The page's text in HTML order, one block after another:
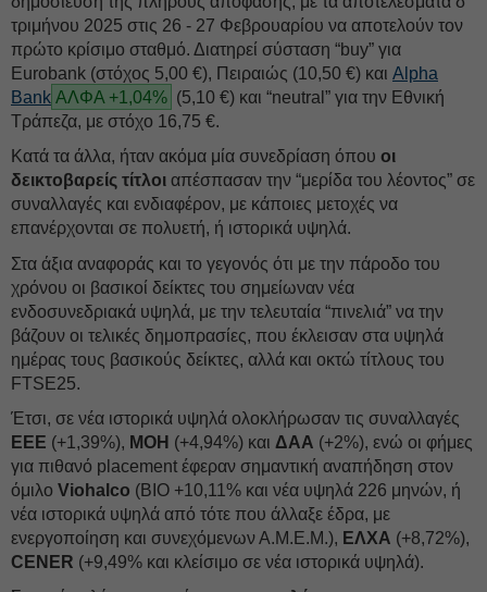
τριμήνου 2025 στις 26 - 27 Φεβρουαρίου να αποτελούν τον
πρώτο κρίσιμο σταθμό. Διατηρεί σύσταση “buy” για
Eurobank (στόχος 5,00 €), Πειραιώς (10,50 €) και Alpha
Bank ΑΛΦΑ +1,04% (5,10 €) και “neutral” για την Εθνική
Τράπεζα, με στόχο 16,75 €.
Κατά τα άλλα, ήταν ακόμα μία συνεδρίαση όπου οι
δεικτοβαρείς τίτλοι απέσπασαν την “μερίδα του λέοντος” σε
συναλλαγές και ενδιαφέρον, με κάποιες μετοχές να
επανέρχονται σε πολυετή, ή ιστορικά υψηλά.
Στα άξια αναφοράς και το γεγονός ότι με την πάροδο του
χρόνου οι βασικοί δείκτες του σημείωναν νέα
ενδοσυνεδριακά υψηλά, με την τελευταία “πινελιά” να την
βάζουν οι τελικές δημοπρασίες, που έκλεισαν στα υψηλά
ημέρας τους βασικούς δείκτες, αλλά και οκτώ τίτλους του
FTSE25.
Έτσι, σε νέα ιστορικά υψηλά ολοκλήρωσαν τις συναλλαγές
ΕΕΕ (+1,39%), ΜΟΗ (+4,94%) και ΔΑΑ (+2%), ενώ οι φήμες
για πιθανό placement έφεραν σημαντική αναπήδηση στον
όμιλο Viohalco (ΒΙΟ +10,11% και νέα υψηλά 226 μηνών, ή
νέα ιστορικά υψηλά από τότε που άλλαξε έδρα, με
ενεργοποίηση και συνεχόμενων Α.Μ.Ε.Μ.), ΕΛΧΑ (+8,72%),
CENER (+9,49% και κλείσιμο σε νέα ιστορικά υψηλά).